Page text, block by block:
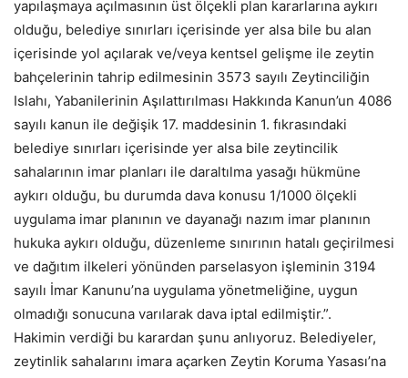
yapılaşmaya açılmasının üst ölçekli plan kararlarına aykırı
olduğu, belediye sınırları içerisinde yer alsa bile bu alan
içerisinde yol açılarak ve/veya kentsel gelişme ile zeytin
bahçelerinin tahrip edilmesinin 3573 sayılı Zeytinciliğin
Islahı, Yabanilerinin Aşılattırılması Hakkında Kanun’un 4086
sayılı kanun ile değişik 17. maddesinin 1. fıkrasındaki
belediye sınırları içerisinde yer alsa bile zeytincilik
sahalarının imar planları ile daraltılma yasağı hükmüne
aykırı olduğu, bu durumda dava konusu 1/1000 ölçekli
uygulama imar planının ve dayanağı nazım imar planının
hukuka aykırı olduğu, düzenleme sınırının hatalı geçirilmesi
ve dağıtım ilkeleri yönünden parselasyon işleminin 3194
sayılı İmar Kanunu’na uygulama yönetmeliğine, uygun
olmadığı sonucuna varılarak dava iptal edilmiştir.”.
Hakimin verdiği bu karardan şunu anlıyoruz. Belediyeler,
zeytinlik sahalarını imara açarken Zeytin Koruma Yasası’na